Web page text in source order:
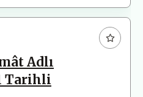
Adlı
Tarihli